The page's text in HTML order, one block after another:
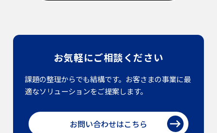
お気軽にご相談ください
課題の整理からでも結構です。お客さまの事業に最
適なソリューションをご提案します。
お問い合わせはこちら